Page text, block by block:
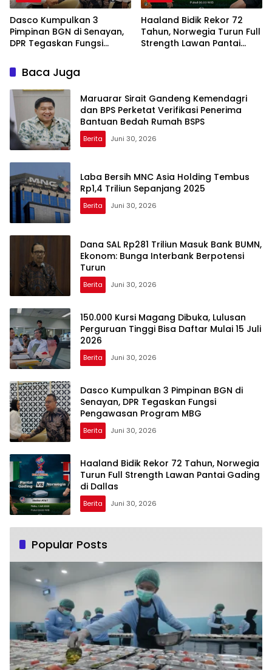
Dasco Kumpulkan 3
Pimpinan BGN di Senayan,
DPR Tegaskan Fungsi
Haaland Bidik Rekor 72
Tahun, Norwegia Turun Full
Strength Lawan Pantai
Baca Juga
Maruarar Sirait Gandeng Kemendagri
dan BPS Perketat Verifikasi Penerima
Bantuan Bedah Rumah BSPS
Berita Juni 30, 2026
Laba Bersih MNC Asia Holding Tembus
Rp1,4 Triliun Sepanjang 2025
Berita Juni 30, 2026
Dana SAL Rp281 Triliun Masuk Bank BUMN,
Ekonom: Bunga Interbank Berpotensi
Turun
Berita Juni 30, 2026
150.000 Kursi Magang Dibuka, Lulusan
Perguruan Tinggi Bisa Daftar Mulai 15 Juli
2026
Berita Juni 30, 2026
Dasco Kumpulkan 3 Pimpinan BGN di
Senayan, DPR Tegaskan Fungsi
Pengawasan Program MBG
Berita Juni 30, 2026
Haaland Bidik Rekor 72 Tahun, Norwegia
Turun Full Strength Lawan Pantai Gading
di Dallas
Berita Juni 30, 2026
Popular Posts